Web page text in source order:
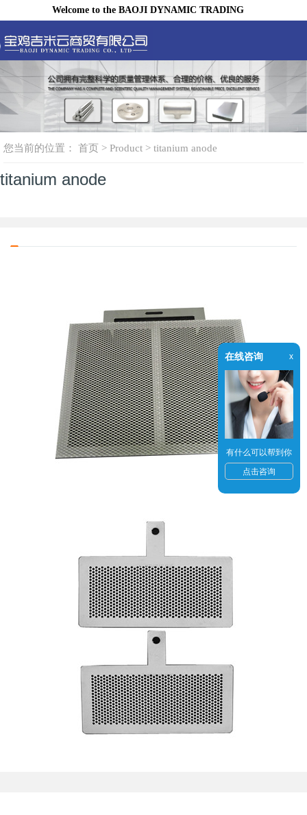
Welcome to the BAOJI DYNAMIC TRADING
咨询热线： 简体中文 English
您当前的位置： 首页 > Product > titanium anode
titanium anode
在线咨询 x
有什么可以帮到你
点击咨询